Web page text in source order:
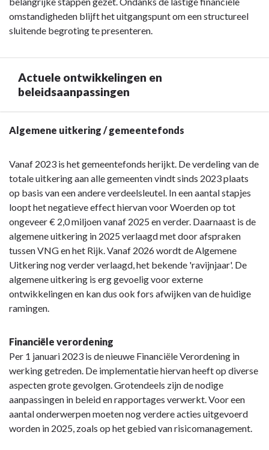
Programma
inkomsten
omstandigheden blijft het uitgangspunt om een structureel
sluitende begroting te presenteren.
Actuele ontwikkelingen en
beleidsaanpassingen
Terug
Algemene
inkomsten
ontwikkelingen
beleidsaanpassingen
Algemene uitkering / gemeentefonds
Vanaf 2023 is het gemeentefonds herijkt. De verdeling van de
totale uitkering aan alle gemeenten vindt sinds 2023 plaats
op basis van een andere verdeelsleutel. In een aantal stapjes
loopt het negatieve effect hiervan voor Woerden op tot
ongeveer € 2,0 miljoen vanaf 2025 en verder. Daarnaast is de
algemene uitkering in 2025 verlaagd met door afspraken
tussen VNG en het Rijk. Vanaf 2026 wordt de Algemene
Uitkering nog verder verlaagd, het bekende 'ravijnjaar'. De
algemene uitkering is erg gevoelig voor externe
ontwikkelingen en kan dus ook fors afwijken van de huidige
ramingen.
Financiële verordening
Per 1 januari 2023 is de nieuwe Financiële Verordening in
werking getreden. De implementatie hiervan heeft op diverse
aspecten grote gevolgen. Grotendeels zijn de nodige
aanpassingen in beleid en rapportages verwerkt. Voor een
aantal onderwerpen moeten nog verdere acties uitgevoerd
worden in 2025, zoals op het gebied van risicomanagement.